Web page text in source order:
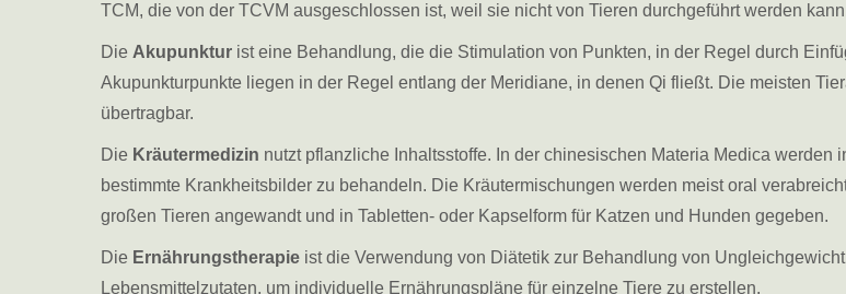
TCM, die von der TCVM ausgeschlossen ist, weil sie nicht von Tieren durchgeführt werden
Die Akupunktur ist eine Behandlung, die die Stimulation von Punkten, in der Regel durch
Akupunkturpunkte liegen in der Regel entlang der Meridiane, in denen Qi fließt. Die meisten
übertragbar.
Die Kräutermedizin nutzt pflanzliche Inhaltsstoffe. In der chinesischen Materia Medica
bestimmte Krankheitsbilder zu behandeln. Die Kräutermischungen werden meist oral
großen Tieren angewandt und in Tabletten- oder Kapselform für Katzen und Hunden gegeben.
Die Ernährungstherapie ist die Verwendung von Diätetik zur Behandlung von
Lebensmittelzutaten, um individuelle Ernährungspläne für einzelne Tiere zu erstellen.